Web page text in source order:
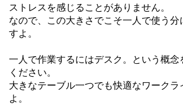
ストレスを感じることがありません。
なので、この大きさでこそ一人で使う分
すよ。
一人で作業するにはデスク。という概念
ください。
大きなテーブル一つでも快適なワークラ
よ。